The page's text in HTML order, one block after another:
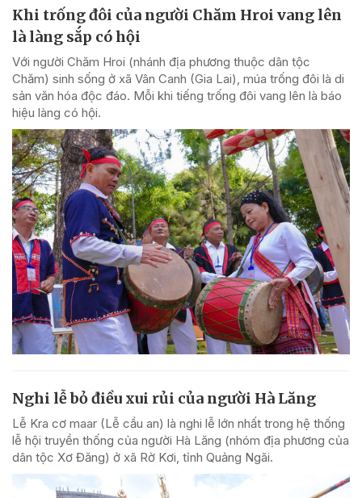
Khi trống đôi của người Chăm Hroi vang lên
là làng sắp có hội
Với người Chăm Hroi (nhánh địa phương thuộc dân tộc
Chăm) sinh sống ở xã Vân Canh (Gia Lai), múa trống đôi là di
sản văn hóa độc đáo. Mỗi khi tiếng trống đôi vang lên là báo
hiệu làng có hội.
Nghi lễ bỏ điều xui rủi của người Hà Lăng
Lễ Kra cơ maar (Lễ cầu an) là nghi lễ lớn nhất trong hệ thống
lễ hội truyền thống của người Hà Lăng (nhóm địa phương của
dân tộc Xơ Đăng) ở xã Rờ Kơi, tỉnh Quảng Ngãi.